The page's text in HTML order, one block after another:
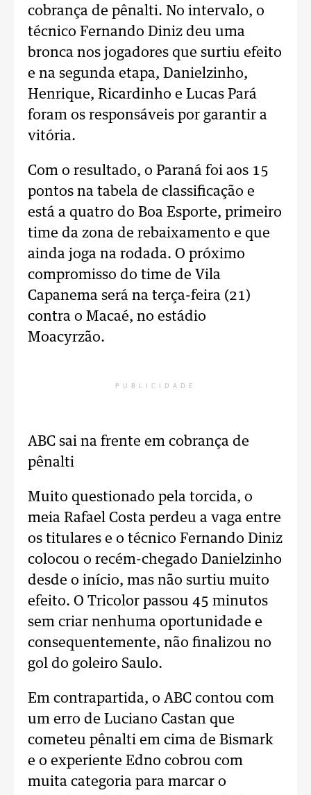
cobrança de pênalti. No intervalo, o
técnico Fernando Diniz deu uma
bronca nos jogadores que surtiu efeito
e na segunda etapa, Danielzinho,
Henrique, Ricardinho e Lucas Pará
foram os responsáveis por garantir a
vitória.
Com o resultado, o Paraná foi aos 15
pontos na tabela de classificação e
está a quatro do Boa Esporte, primeiro
time da zona de rebaixamento e que
ainda joga na rodada. O próximo
compromisso do time de Vila
Capanema será na terça-feira (21)
contra o Macaé, no estádio
Moacyrzão.
PUBLICIDADE
ABC sai na frente em cobrança de
pênalti
Muito questionado pela torcida, o
meia Rafael Costa perdeu a vaga entre
os titulares e o técnico Fernando Diniz
colocou o recém-chegado Danielzinho
desde o início, mas não surtiu muito
efeito. O Tricolor passou 45 minutos
sem criar nenhuma oportunidade e
consequentemente, não finalizou no
gol do goleiro Saulo.
Em contrapartida, o ABC contou com
um erro de Luciano Castan que
cometeu pênalti em cima de Bismark
e o experiente Edno cobrou com
muita categoria para marcar o